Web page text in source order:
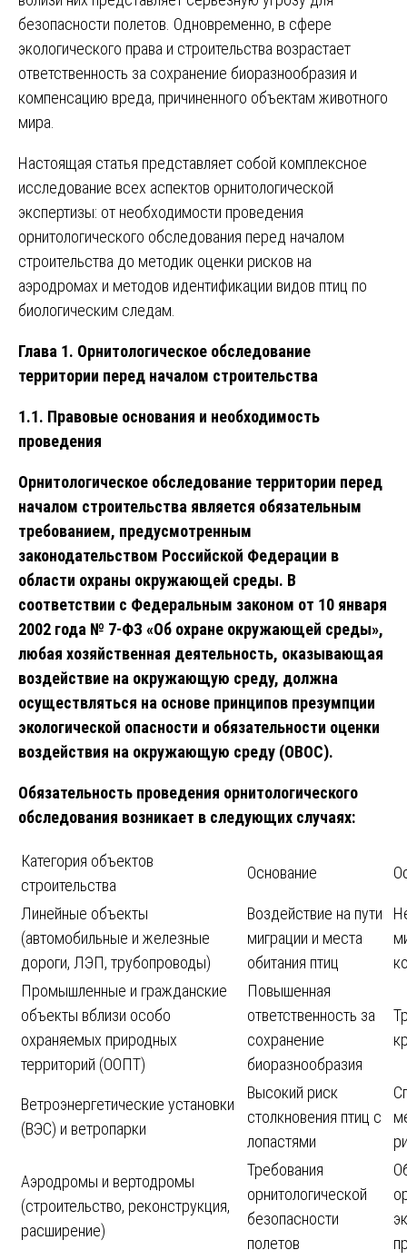
безопасности полетов. Одновременно, в сфере
экологического права и строительства возрастает
ответственность за сохранение биоразнообразия и
компенсацию вреда, причиненного объектам животного
мира.
Настоящая статья представляет собой комплексное
исследование всех аспектов орнитологической
экспертизы: от необходимости проведения
орнитологического обследования перед началом
строительства до методик оценки рисков на
аэродромах и методов идентификации видов птиц по
биологическим следам.
Глава 1. Орнитологическое обследование
территории перед началом строительства
1.1. Правовые основания и необходимость
проведения
Орнитологическое обследование территории перед
началом строительства является обязательным
требованием, предусмотренным
законодательством Российской Федерации в
области охраны окружающей среды. В
соответствии с Федеральным законом от 10 января
2002 года № 7-ФЗ «Об охране окружающей среды»,
любая хозяйственная деятельность, оказывающая
воздействие на окружающую среду, должна
осуществляться на основе принципов презумпции
экологической опасности и обязательности оценки
воздействия на окружающую среду (ОВОС).
Обязательность проведения орнитологического
обследования возникает в следующих случаях:
Категория объектов
строительства
Основание
Линейные объекты
(автомобильные и железные
дороги, ЛЭП, трубопроводы)
Воздействие на пути
миграции и места
обитания птиц
Промышленные и гражданские
объекты вблизи особо
охраняемых природных
территорий (ООПТ)
Повышенная
ответственность за
сохранение
биоразнообразия
Ветроэнергетические установки
(ВЭС) и ветропарки
Высокий риск
столкновения птиц с
лопастями
Аэродромы и вертодромы
(строительство, реконструкция,
расширение)
Требования
орнитологической
безопасности
полетов